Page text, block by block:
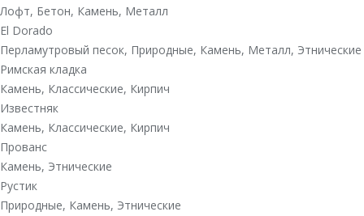
Лофт, Бетон, Камень, Металл
El Dorado
Перламутровый песок, Природные, Камень, Металл, Этнические
Римская кладка
Камень, Классические, Кирпич
Известняк
Камень, Классические, Кирпич
Прованс
Камень, Этнические
Рустик
Природные, Камень, Этнические